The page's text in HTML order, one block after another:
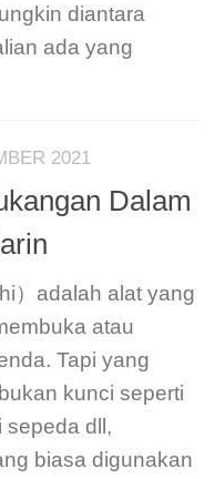
diantara
ada yang
2021
Dalam
）adalah alat yang
atau
Tapi yang
kunci seperti
sepeda dll,
biasa digunakan